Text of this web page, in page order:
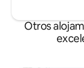
Otros